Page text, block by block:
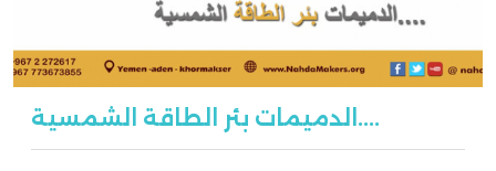
الدميمات بئر الطاقة الشمسية....